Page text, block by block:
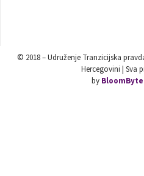
© 2018 – Udruženje Tranzicijska
Hercegovini | Sva
by